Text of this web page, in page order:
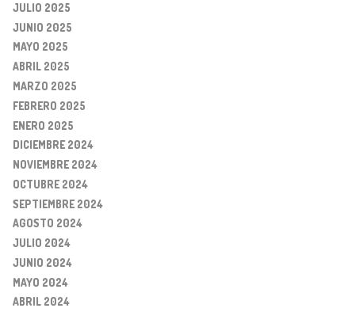
JULIO 2025
JUNIO 2025
MAYO 2025
ABRIL 2025
MARZO 2025
FEBRERO 2025
ENERO 2025
DICIEMBRE 2024
NOVIEMBRE 2024
OCTUBRE 2024
SEPTIEMBRE 2024
AGOSTO 2024
JULIO 2024
JUNIO 2024
MAYO 2024
ABRIL 2024